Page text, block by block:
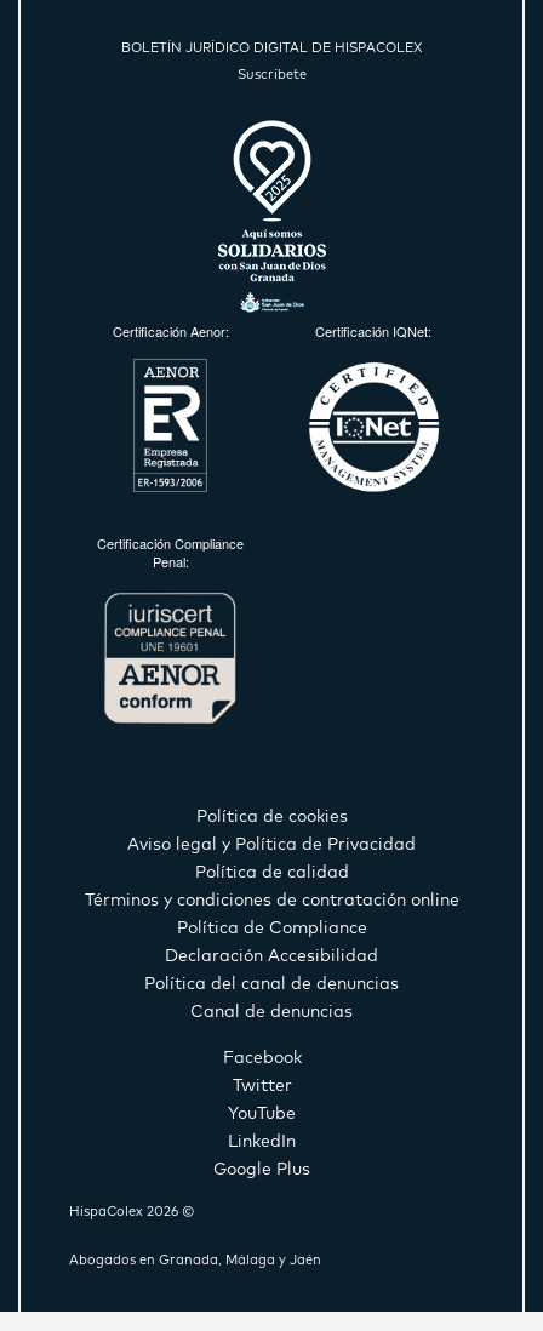
BOLETÍN JURÍDICO DIGITAL DE HISPACOLEX
Suscríbete
Certificación Aenor: Certificación IQNet:
Certificación Compliance
Penal:
Política de cookies
Aviso legal y Política de Privacidad
Política de calidad
Términos y condiciones de contratación online
Política de Compliance
Declaración Accesibilidad
Política del canal de denuncias
Canal de denuncias
Facebook
Twitter
YouTube
LinkedIn
Google Plus
HispaColex 2026 ©
Abogados en Granada, Málaga y Jaén